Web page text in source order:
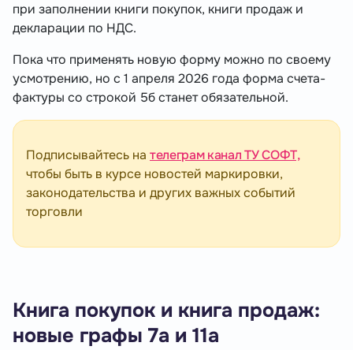
при заполнении книги покупок, книги продаж и
декларации по НДС.
Пока что применять новую форму можно по своему
усмотрению, но с 1 апреля 2026 года форма счета-
фактуры со строкой 5б станет обязательной.
Подписывайтесь на телеграм канал ТУ СОФТ,
чтобы быть в курсе новостей маркировки,
законодательства и других важных событий
торговли
Книга покупок и книга продаж:
новые графы 7а и 11а